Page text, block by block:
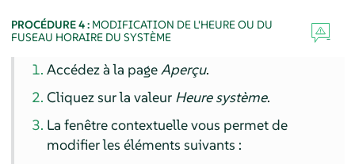
PROCÉDURE 4 : MODIFICATION DE L'HEURE OU DU
FUSEAU HORAIRE DU SYSTÈME
Accédez à la pageAperçu.
Cliquez sur la valeur Heure système.
La fenêtre contextuelle vous permet de
modifier les éléments suivants :